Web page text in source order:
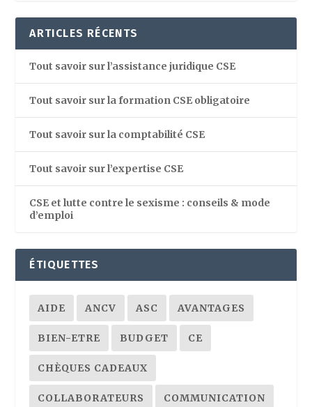
ARTICLES RÉCENTS
Tout savoir sur l’assistance juridique CSE
Tout savoir sur la formation CSE obligatoire
Tout savoir sur la comptabilité CSE
Tout savoir sur l’expertise CSE
CSE et lutte contre le sexisme : conseils & mode
d’emploi
ÉTIQUETTES
AIDE ANCV ASC AVANTAGES
BIEN-ETRE BUDGET CE
CHÈQUES CADEAUX
COLLABORATEURS COMMUNICATION